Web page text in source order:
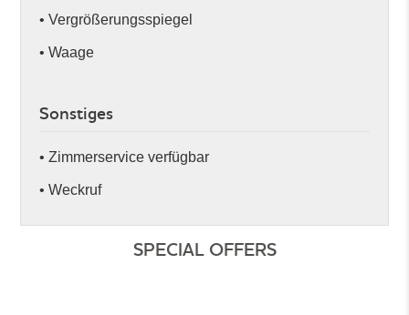
• Vergrößerungsspiegel
• Waage
Sonstiges
• Zimmerservice verfügbar
• Weckruf
SPECIAL OFFERS